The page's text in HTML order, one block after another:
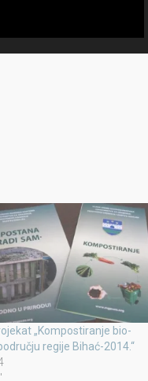
„Kompostiranje bio-
regije Bihać-2014.“